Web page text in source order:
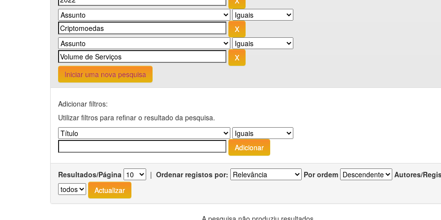
Iniciar uma nova pesquisa
Adicionar filtros:
Utilizar filtros para refinar o resultado da pesquisa.
Resultados/Página | Ordenar registos por: Por ordem Autores/